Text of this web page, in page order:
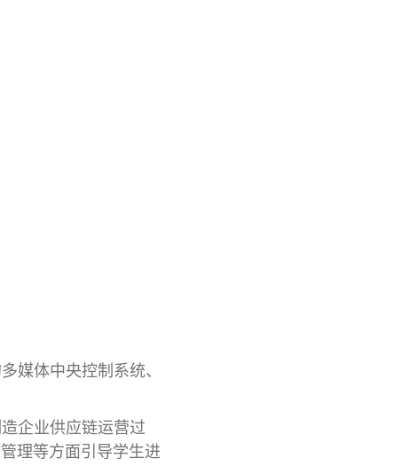
媒体中央控制系统、
企业供应链运营过
理等方面引导学生进